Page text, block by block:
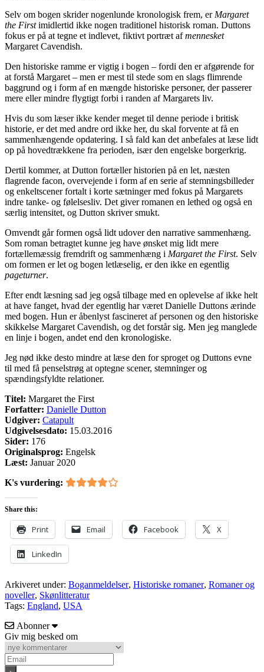
Selv om bogen skrider nogenlunde kronologisk frem, er Margaret
the Firstimidlertid ikke nogen traditionel historisk roman. Duttons
fokus er på at tegne et indlevet, fiktivt portræt afmennesket
Margaret Cavendish.
Den historiske ramme er vigtig i bogen – fordi den er afgørende for
at forstå Margaret – men er mest til stede som en slags flimrende
baggrund og i form af en mængde historiske personer, der passerer
mere eller mindre flygtigt forbi i randen af Margarets liv.
Hvis du som læser ikke kender meget til denne periode i britisk
historie, er det med andre ord ikke her, du skal forvente at få en
sammenhængende opdatering. I så fald kan det anbefales at læse lidt
op på hovedtrækkene fra perioden, især den engelske borgerkrig.
Dertil kommer, at Dutton fortæller historien på en let, næsten
flagrende facon, overvejende i form af en serie af stemningsbilleder
og enkeltscener fortalt i korte sætninger med fokus på Margarets
indre tanke- og følelsesliv. Det giver romanen en lethed og også en
særlig intensitet, og Dutton skriver smukt.
Omvendt går formen også lidt udover den narrative sammenhæng.
Som roman betragtet kunne jeg have ønsket mig lidt mere
fortællemæssig fremdrift og sammenhæng i Margaret the First. Selv
om formen er let og bogen letlæselig, er den ikke en egentlig
pageturner.
Efter endt læsning sad jeg også tilbage med en oplevelse af ikke helt
at have fanget, hvad der egentlig har været Danielle Duttons ærinde
med bogen. Hun er åbenlyst fascineret af personen og den historiske
skikkelse Margaret Cavendish, og det forstår sig. Men jeg manglede
en linje i bogen, andet end den kronologiske.
Jeg nød ikke desto mindre at læse den for sproget og Duttons evne
til med få penselstrøg at optegne scener, stemninger og
spændingsfyldte relationer.
Titel: Margaret the First
Forfatter: Danielle Dutton
Udgiver: Catapult
Udgivelsesdato: 15.03.2016
Sider: 176
Originalsprog: Engelsk
Læst: Januar 2020
K's vurdering:
Share this:
Print Email Facebook X
LinkedIn
Arkiveret under: Boganmeldelser, Historiske romaner, Romaner og
noveller, Skønlitteratur
Tags: England, USA
Abonner
Giv mig besked om